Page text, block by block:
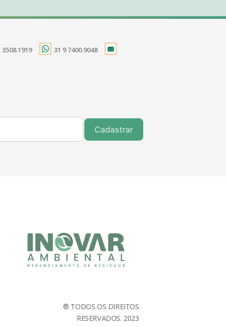
3508.1919 31 9 7400.9048
Cadastrar
® TODOS OS DIREITOS
RESERVADOS. 2023